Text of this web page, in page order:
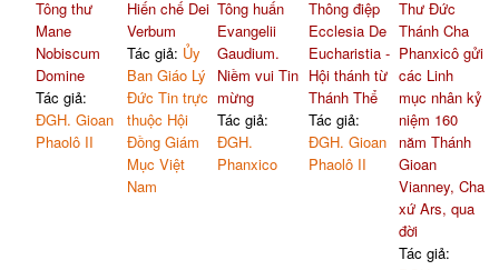
Tông thư
Mane
Nobiscum
Domine
Tác giả:
ĐGH. Gioan
Phaolô II
Hiến chế Dei
Verbum
Tác giả: Ủy
Ban Giáo Lý
Đức Tin trực
thuộc Hội
Đồng Giám
Mục Việt
Nam
Tông huấn
Evangelii
Gaudium.
Niềm vui Tin
mừng
Tác giả:
ĐGH.
Phanxico
Thông điệp
Ecclesia De
Eucharistia -
Hội thánh từ
Thánh Thể
Tác giả:
ĐGH. Gioan
Phaolô II
Thư Đức
Thánh Cha
Phanxicô gửi
các Linh
mục nhân kỷ
niệm 160
năm Thánh
Gioan
Vianney, Cha
xứ Ars, qua
đời
Tác giả: